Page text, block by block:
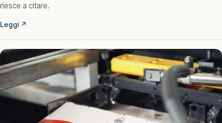
riesce a citare.
Leggi ↗